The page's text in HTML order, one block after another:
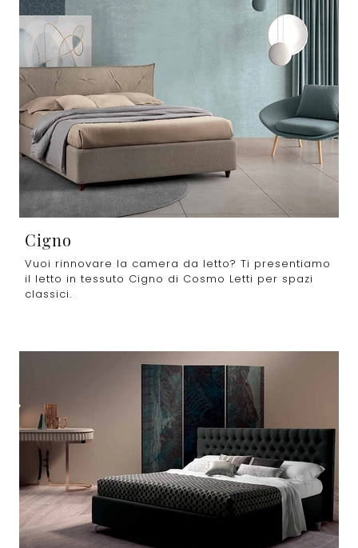
Cigno
Vuoi rinnovare la camera da letto? Ti presentiamo
il letto in tessuto Cigno di Cosmo Letti per spazi
classici.